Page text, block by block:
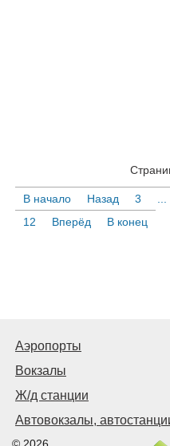
В начало Назад 3
12
Вперёд В конец
Аэропорты
Вокзалы
Ж/д станции
Автовокзалы,